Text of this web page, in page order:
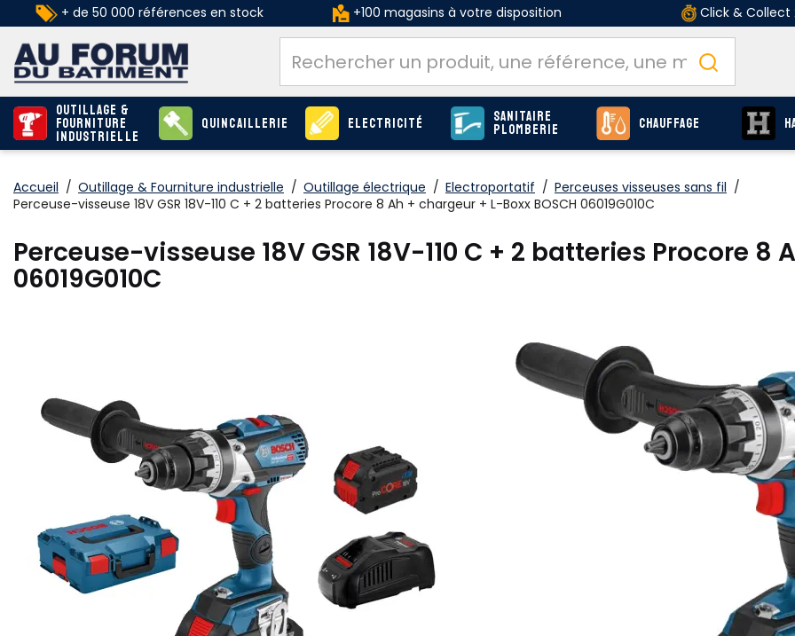
+ de 50 000 références en stock +100 magasins à votre disposition Click & Collect
Outillage &
Fourniture
industrielle
Quincaillerie Electricité Sanitaire
Plomberie Chauffage
Accueil / Outillage & Fourniture industrielle / Outillage électrique / Electroportatif / Perceuses visseuses sans fil /
Perceuse-visseuse 18V GSR 18V-110 C + 2 batteries Procore 8 Ah + chargeur + L-Boxx BOSCH 06019G010C
Perceuse-visseuse 18V GSR 18V-110 C + 2 batteries Procore 8
06019G010C
Une perceuse-visseuse robuste avec un
de 110 Nm pour une puissance extrême !
LES AVANTAGES DU PRODUIT
Fonctionnalité Bluetooth Connectivity
Extrêmement puissante et robuste de la